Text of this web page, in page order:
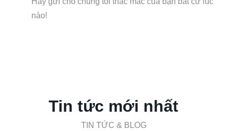
nào!
Tin tức mới nhất
TIN TỨC & BLOG